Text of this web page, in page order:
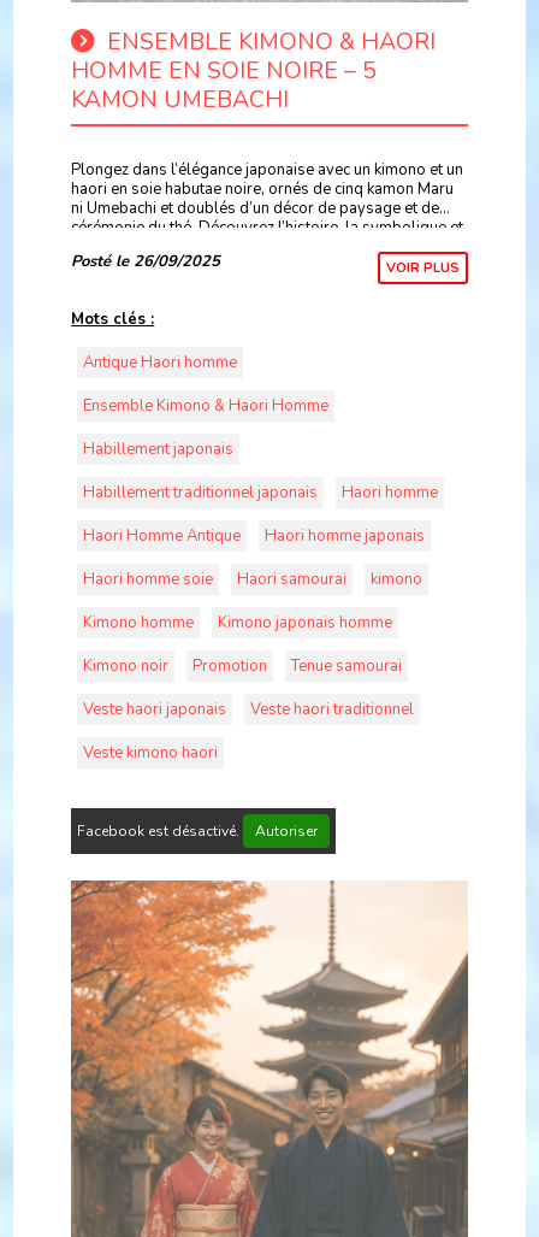
ENSEMBLE KIMONO & HAORI
HOMME EN SOIE NOIRE – 5
KAMON UMEBACHI
Plongez dans l’élégance japonaise avec un kimono et un
haori en soie habutae noire, ornés de cinq kamon Maru
ni Umebachi et doublés d’un décor de paysage et de
cérémonie du thé. Découvrez l’histoire, la symbolique et
Posté le 26/09/2025 VOIR PLUS
Mots clés :
Antique Haori homme
Ensemble Kimono & Haori Homme
Habillement japonais
Habillement traditionnel japonais
Haori homme
Haori Homme Antique
Haori homme japonais
Haori homme soie
Haori samourai
kimono
Kimono homme
Kimono japonais homme
Kimono noir
Promotion
Tenue samourai
Veste haori japonais
Veste haori traditionnel
Veste kimono haori
Facebook est désactivé. Autoriser